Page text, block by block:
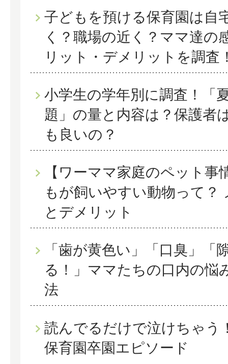
子どもを預ける保育園は自
く？職場の近く？ママ達の
リット・デメリットを調査
小学生の学年別に調査！「
題」の量と内容は？保護者
も良いの？
【ワーママ家庭のペット事
もが飼いやすい動物って？
とデメリット
「歯が黄色い」「口臭」「
る！」ママたちの口内の悩
法
読んでるだけで泣けちゃう
保育園卒園エピソード